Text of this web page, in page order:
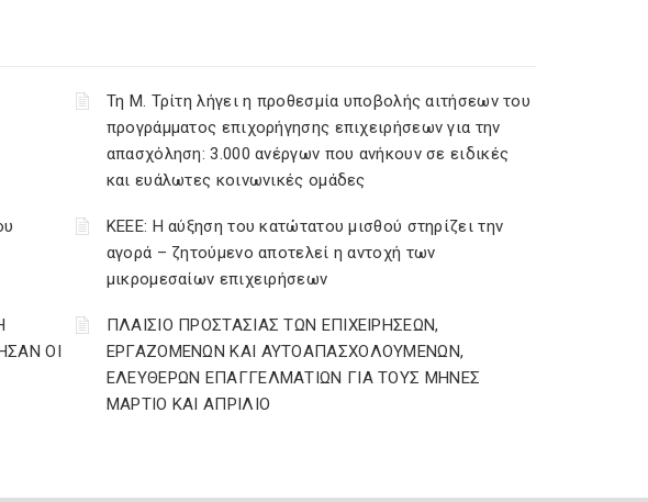
Τη Μ. Τρίτη λήγει η προθεσμία υποβολής αιτήσεων του
προγράμματος επιχορήγησης επιχειρήσεων για την
απασχόληση: 3.000 ανέργων που ανήκουν σε ειδικές
και ευάλωτες κοινωνικές ομάδες
ΚΕΕΕ: Η αύξηση του κατώτατου μισθού στηρίζει την
αγορά – ζητούμενο αποτελεί η αντοχή των
μικρομεσαίων επιχειρήσεων
ΟΙ
ΠΛΑΙΣΙΟ ΠΡΟΣΤΑΣΙΑΣ ΤΩΝ ΕΠΙΧΕΙΡΗΣΕΩΝ,
ΕΡΓΑΖΟΜΕΝΩΝ ΚΑΙ ΑΥΤΟΑΠΑΣΧΟΛΟΥΜΕΝΩΝ,
ΕΛΕΥΘΕΡΩΝ ΕΠΑΓΓΕΛΜΑΤΙΩΝ ΓΙΑ ΤΟΥΣ ΜΗΝΕΣ
ΜΑΡΤΙΟ ΚΑΙ ΑΠΡΙΛΙΟ